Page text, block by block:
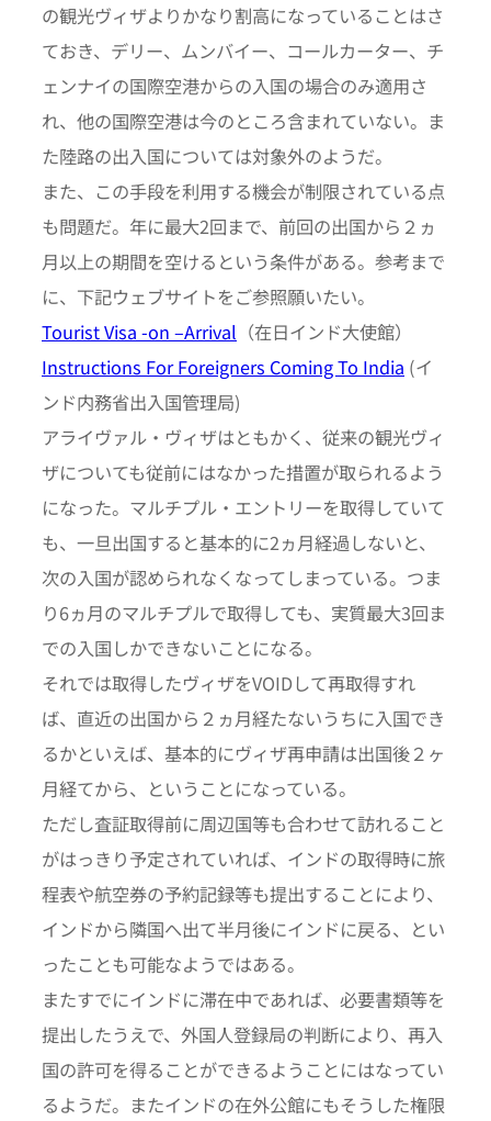
の観光ヴィザよりかなり割高になっていることはさ
ておき、デリー、ムンバイー、コールカーター、チ
ェンナイの国際空港からの入国の場合のみ適用さ
れ、他の国際空港は今のところ含まれていない。ま
た陸路の出入国については対象外のようだ。
また、この手段を利用する機会が制限されている点
も問題だ。年に最大2回まで、前回の出国から２ヵ
月以上の期間を空けるという条件がある。参考まで
に、下記ウェブサイトをご参照願いたい。
Tourist Visa -on –Arrival （在日インド大使館）
Instructions For Foreigners Coming To India (イ
ンド内務省出入国管理局)
アライヴァル・ヴィザはともかく、従来の観光ヴィ
ザについても従前にはなかった措置が取られるよう
になった。マルチプル・エントリーを取得していて
も、一旦出国すると基本的に2ヵ月経過しないと、
次の入国が認められなくなってしまっている。つま
り6ヵ月のマルチプルで取得しても、実質最大3回ま
での入国しかできないことになる。
それでは取得したヴィザをVOIDして再取得すれ
ば、直近の出国から２ヵ月経たないうちに入国でき
るかといえば、基本的にヴィザ再申請は出国後２ヶ
月経てから、ということになっている。
ただし査証取得前に周辺国等も合わせて訪れること
がはっきり予定されていれば、インドの取得時に旅
程表や航空券の予約記録等も提出することにより、
インドから隣国へ出て半月後にインドに戻る、とい
ったことも可能なようではある。
またすでにインドに滞在中であれば、必要書類等を
提出したうえで、外国人登録局の判断により、再入
国の許可を得ることができるようことにはなってい
るようだ。またインドの在外公館にもそうした権限